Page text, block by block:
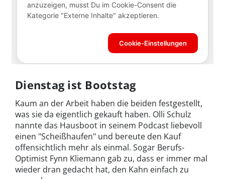
Dienstag ist Bootstag
Kaum an der Arbeit haben die beiden festgestellt,
was sie da eigentlich gekauft haben. Olli Schulz
nannte das Hausboot in seinem Podcast liebevoll
einen "Scheißhaufen" und bereute den Kauf
offensichtlich mehr als einmal. Sogar Berufs-
Optimist Fynn Kliemann gab zu, dass er immer mal
wieder dran gedacht hat, den Kahn einfach zu